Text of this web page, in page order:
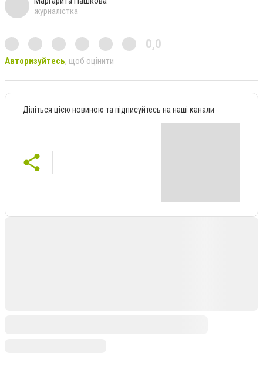
журналістка
0,0
Авторизуйтесь, щоб оцінити
Діліться цією новиною та підписуйтесь на наші канали